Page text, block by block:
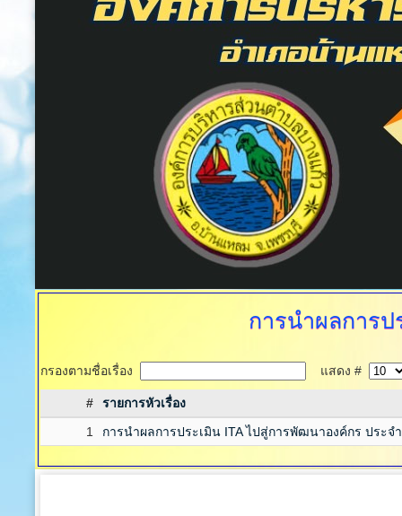
การนำผลการป
กรองตามชื่อเรื่อง แสดง #
#
รายการหัวเรื่อง
1
การนำผลการประเมิน ITA ไปสู่การพัฒนาองค์กร ประ